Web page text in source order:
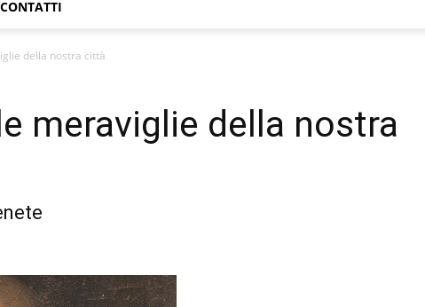
CONTATTI
della nostra città
meraviglie della nostra